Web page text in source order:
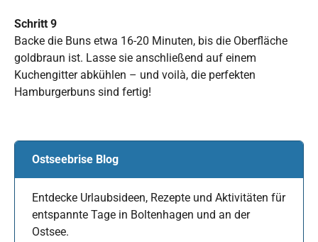
Schritt 9
Backe die Buns etwa 16-20 Minuten, bis die Oberfläche
goldbraun ist. Lasse sie anschließend auf einem
Kuchengitter abkühlen – und voilà, die perfekten
Hamburgerbuns sind fertig!
Ostseebrise Blog
Entdecke Urlaubsideen, Rezepte und Aktivitäten für
entspannte Tage in Boltenhagen und an der
Ostsee.